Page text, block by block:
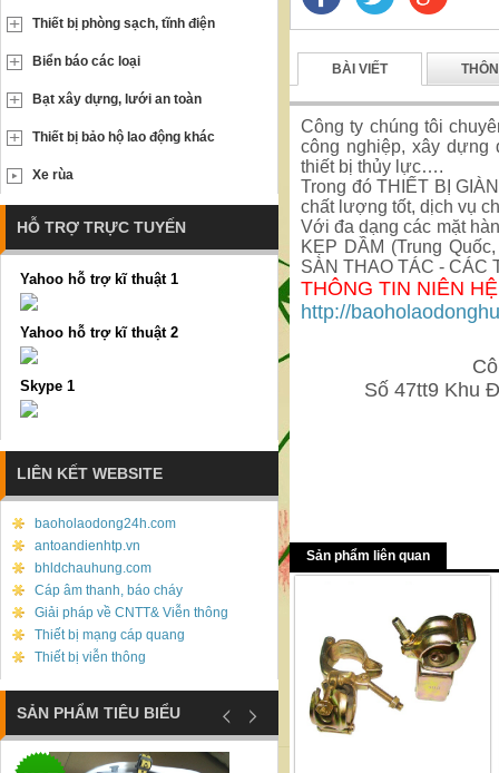
BÀI VIẾT
Công ty chúng tôi
công nghiệp, xây dựng
thiết bị thủy lực….
Trong đó THIẾT BỊ
chất lượng tốt, dịch vụ
Với đa dạng các mặt
KẸP DẦM (Trung
SÀN THAO TÁC - CÁC
THÔNG TIN NIÊN HỆ
http://
Số 47tt9 Khu
Sản phẩm liên quan
Thiết bị phòng sạch, tĩnh điện
Biển báo các loại
Bạt xây dựng, lưới an toàn
Thiết bị bảo hộ lao động khác
Xe rùa
HỖ TRỢ TRỰC TUYẾN
Yahoo hỗ trợ kĩ thuật 1
Yahoo hỗ trợ kĩ thuật 2
Skype 1
LIÊN KẾT WEBSITE
baoholaodong24h.com
antoandienhtp.vn
bhldchauhung.com
Cáp âm thanh, báo cháy
Giải pháp về CNTT& Viễn thông
Thiết bị mạng cáp quang
Thiết bị viễn thông
SẢN PHẨM TIÊU BIỂU